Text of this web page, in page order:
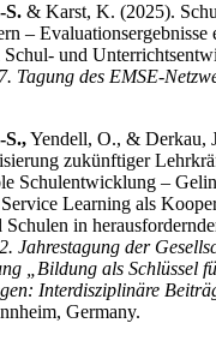
S. & Karst, K. (2025).
– Evaluationsergebnisse
Schul- und
Tagung des EMSE-
S.,Yendell, O., & Derkau,
zukünftiger
Schul­entwicklung –
Learning als
in
Jahrestagung der
„Bildung als Schlüssel
Interdisziplinäre
Germany.